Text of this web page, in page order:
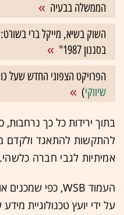
הממשלה בבעיה
השוק בשיא, מייקל ברי
בסגנון 1987"
הפרויקט הצפוני החדש שעל
שיווקי)
בתוך ירידות כל כך נרחבות,
להתקשות להתאגד ולקדם
אמיתיות לגבי חברה כלשהי.
על ידי יועץ טכנולוגיית